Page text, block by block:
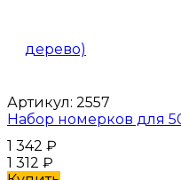
Артикул: 2557
Набор номерков для
1 342 ₽
1 312 ₽